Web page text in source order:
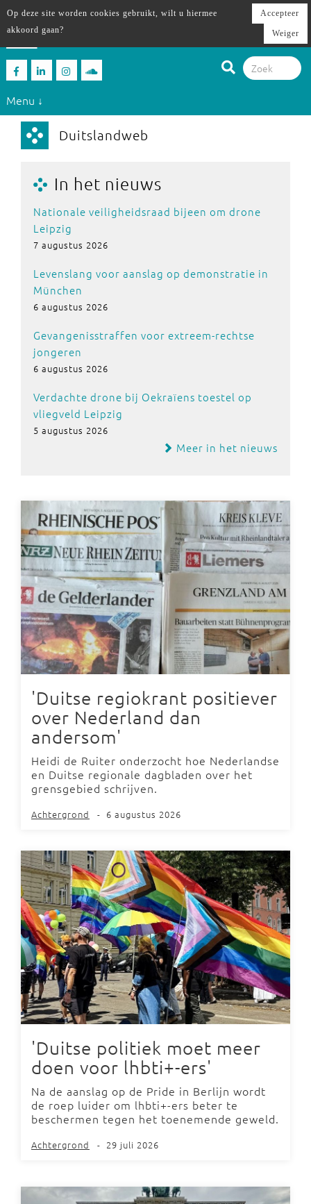
Menu ↓
Duitslandweb
In het nieuws
Nationale veiligheidsraad bijeen om drone
Leipzig
7 augustus 2026
Levenslang voor aanslag op demonstratie in
München
6 augustus 2026
Gevangenisstraffen voor extreem-rechtse
jongeren
6 augustus 2026
Verdachte drone bij Oekraïens toestel op
vliegveld Leipzig
5 augustus 2026
Meer in het nieuws
'Duitse regiokrant positiever
over Nederland dan
andersom'
Heidi de Ruiter onderzocht hoe Nederlandse
en Duitse regionale dagbladen over het
grensgebied schrijven.
Achtergrond - 6 augustus 2026
'Duitse politiek moet meer
doen voor lhbti+-ers'
Na de aanslag op de Pride in Berlijn wordt
de roep luider om lhbti+-ers beter te
beschermen tegen het toenemende geweld.
Achtergrond - 29 juli 2026
Op deze site worden cookies gebruikt, wilt u hiermee
akkoord gaan?
Accepteer
Weiger